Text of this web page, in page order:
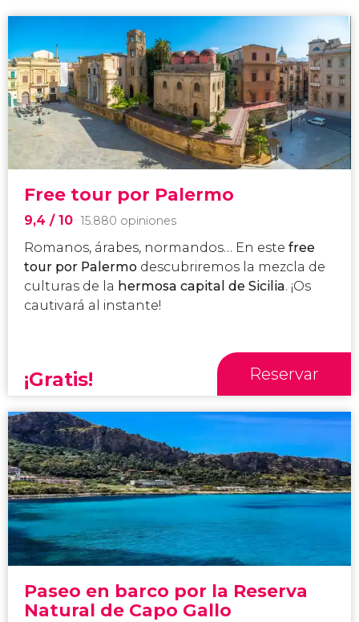
Free tour por Palermo
9,4 / 10 15.880 opiniones
Romanos, árabes, normandos… En este free
tour por Palermo descubriremos la mezcla de
culturas de la hermosa capital de Sicilia. ¡Os
cautivará al instante!
¡Gratis! Reservar
Paseo en barco por la Reserva
Natural de Capo Gallo